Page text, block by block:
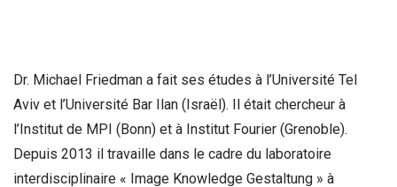
Dr. Michael Friedman a fait ses études à l’Université Tel
Aviv et l’Université Bar Ilan (Israël). Il était chercheur à
l’Institut de MPI (Bonn) et à Institut Fourier (Grenoble).
Depuis 2013 il travaille dans le cadre du laboratoire
interdisciplinaire « Image Knowledge Gestaltung » à